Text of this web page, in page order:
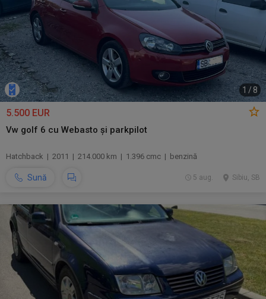
1 /8
5.500 EUR
Vw golf 6 cu Webasto și parkpilot
Hatchback | 2011 | 214.000 km | 1.396 cmc | benzină
Sună Sibiu, SB
5 aug.